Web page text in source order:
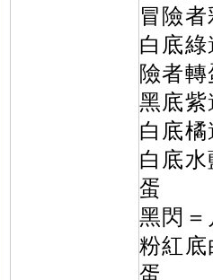
冒險
白底
險者轉
黑底
白底
白底
蛋
黑閃
粉紅
蛋